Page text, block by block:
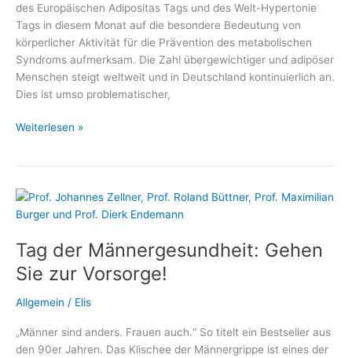
des Europäischen Adipositas Tags und des Welt-Hypertonie
Tags in diesem Monat auf die besondere Bedeutung von
körperlicher Aktivität für die Prävention des metabolischen
Syndroms aufmerksam. Die Zahl übergewichtiger und adipöser
Menschen steigt weltweit und in Deutschland kontinuierlich an.
Dies ist umso problematischer,
Mit
Syndrom
trotzen
Weiterlesen »
Tag der Männergesundheit: Gehen
Sie zur Vorsorge!
Allgemein / Elis
„Männer sind anders. Frauen auch.“ So titelt ein Bestseller aus
den 90er Jahren. Das Klischee der Männergrippe ist eines der